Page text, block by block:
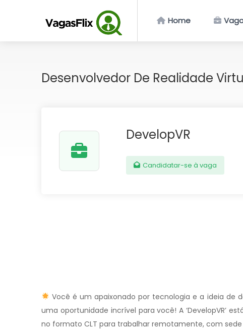
Home
Desenvolvedor De Realidade
DevelopVR
Candidatar-se à vaga
Você é um apaixonado por tecnologia e a ideia de
uma oportunidade incrível para você! A ‘DevelopVR’
no formato CLT para trabalhar remotamente, com